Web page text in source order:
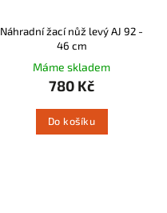
Náhradní žací nůž levý AJ 92 -
46 cm
Máme skladem
780 Kč
Do košíku